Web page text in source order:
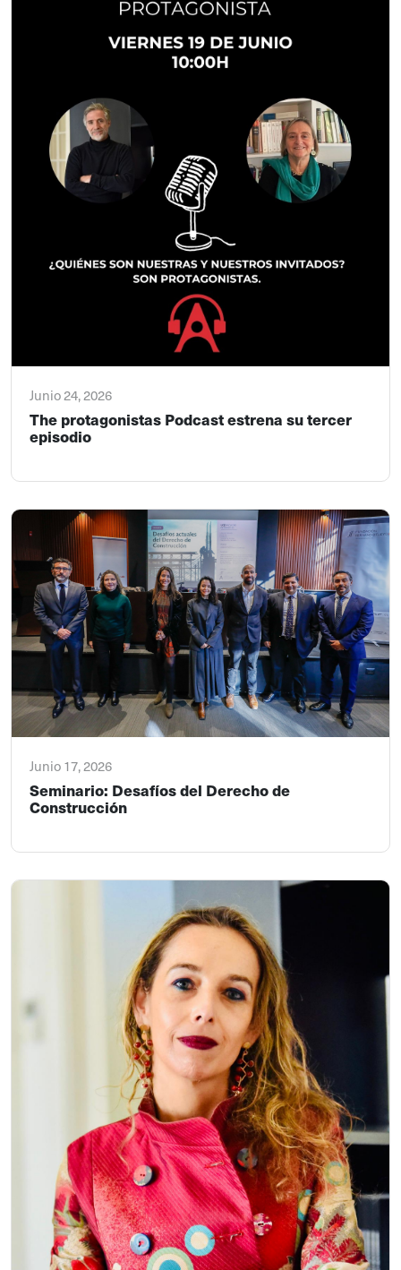
Junio 24, 2026
The protagonistas Podcast estrena su tercer
episodio
Junio 17, 2026
Seminario: Desafíos del Derecho de
Construcción